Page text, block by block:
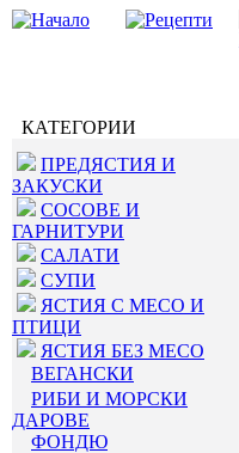
КАТЕГОРИИ
ПРЕДЯСТИЯ И
ЗАКУСКИ
СОСОВЕ И
ГАРНИТУРИ
САЛАТИ
СУПИ
ЯСТИЯ С МЕСО И
ПТИЦИ
ЯСТИЯ БЕЗ МЕСО
ВЕГАНСКИ
РИБИ И МОРСКИ
ДАРОВЕ
ФОНДЮ